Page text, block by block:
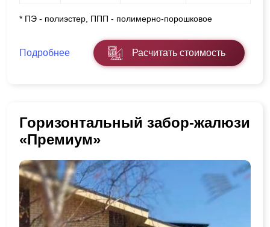
* ПЭ - полиэстер, ППП - полимерно-порошковое
Подробнее Расчитать стоимость
Горизонтальный забор-жалюзи
«Премиум»